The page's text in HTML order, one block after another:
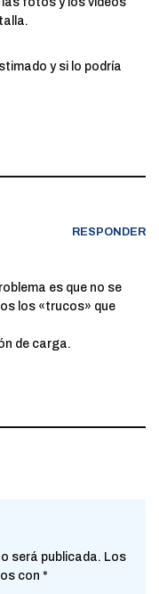
y si lo podría
RESPONDER
es que no se
los «trucos» que
de carga.
será publicada. Los
con *